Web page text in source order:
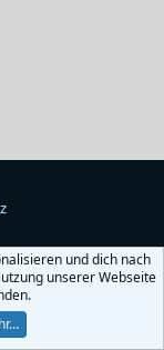
und dich nach
unserer Webseite